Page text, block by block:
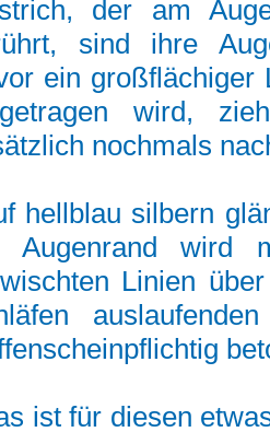
der am
sind ihre
ein großflächiger
wird,
nochmals
hellblau silbern
Augenrand wird
Linien
ist für diesen